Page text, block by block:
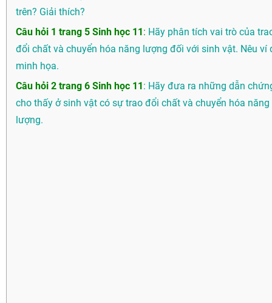
trên? Giải thích?
Câu hỏi 1 trang 5 Sinh học 11: Hãy phân tích vai trò của
đổi chất và chuyển hóa năng lượng đối với sinh vật. Nêu ví
minh họa.
Câu hỏi 2 trang 6 Sinh học 11: Hãy đưa ra những dẫn
cho thấy ở sinh vật có sự trao đổi chất và chuyển hóa năng
lượng.